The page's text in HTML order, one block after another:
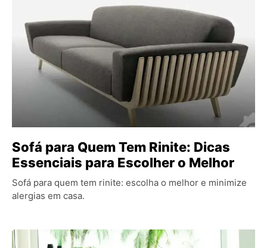
Sofá para Quem Tem Rinite: Dicas
Essenciais para Escolher o Melhor
Sofá para quem tem rinite: escolha o melhor e minimize
alergias em casa.